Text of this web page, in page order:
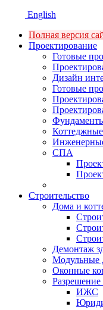
English
Полная версия
Проектирование
Готовые
Дизайн
Готовые
СПА
Строительство
Дома и
Демонтаж
Модульные
Оконные
Разрешение
ИЖС